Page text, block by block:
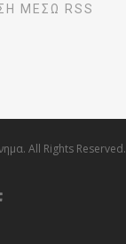
ΜΕΣΩ RSS
All Rights Reserved.